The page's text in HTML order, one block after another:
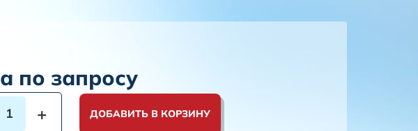
по запросу
+ ДОБАВИТЬ В КОРЗИНУ